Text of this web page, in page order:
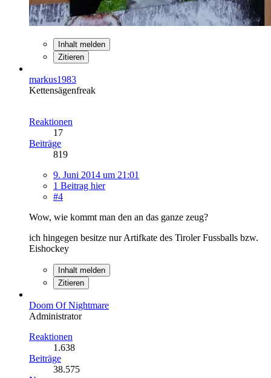
Inhalt melden
Zitieren
markus1983
Kettensägenfreak
Reaktionen
17
Beiträge
819
9. Juni 2014 um 21:01
1 Beitrag hier
#4
Wow, wie kommt man den an das ganze zeug?
ich hingegen besitze nur Artifkate des Tiroler Fussballs bzw.
Eishockey
Inhalt melden
Zitieren
Doom Of Nightmare
Administrator
Reaktionen
1.638
Beiträge
38.575